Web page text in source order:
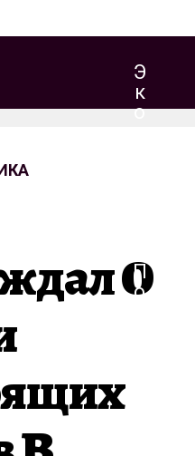
Э
К
О
П
О
О